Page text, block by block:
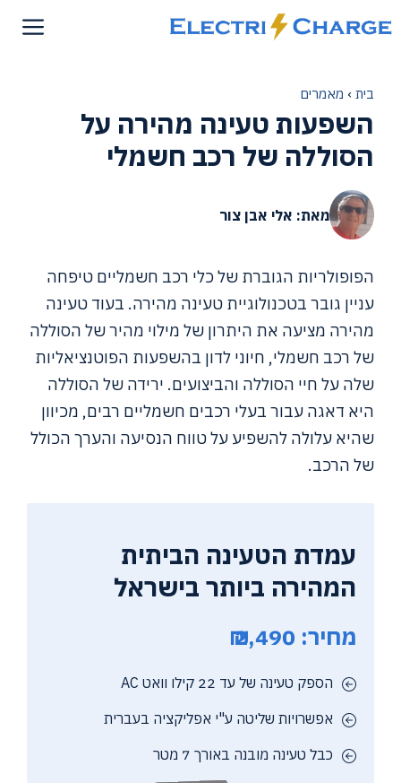
לתוכן
בית › מאמרים
השפעות טעינה מהירה על
הסוללה של רכב חשמלי
מאת: אלי אבן צור
הפופולריות הגוברת של כלי רכב חשמליים טיפחה
עניין גובר בטכנולוגיית טעינה מהירה. בעוד טעינה
מהירה מציעה את היתרון של מילוי מהיר של הסוללה
של רכב חשמלי, חיוני לדון בהשפעות הפוטנציאליות
שלה על חיי הסוללה והביצועים. ירידה של הסוללה
היא דאגה עבור בעלי רכבים חשמליים רבים, מכיוון
שהיא עלולה להשפיע על טווח הנסיעה והערך הכולל
של הרכב.
עמדת הטעינה הביתית
המהירה ביותר בישראל
מחיר: 2,490 ₪
הספק טעינה של עד 22 קילו וואט AC
אפשרויות שליטה ע"י אפליקציה בעברית
כבל טעינה מובנה באורך 7 מטר